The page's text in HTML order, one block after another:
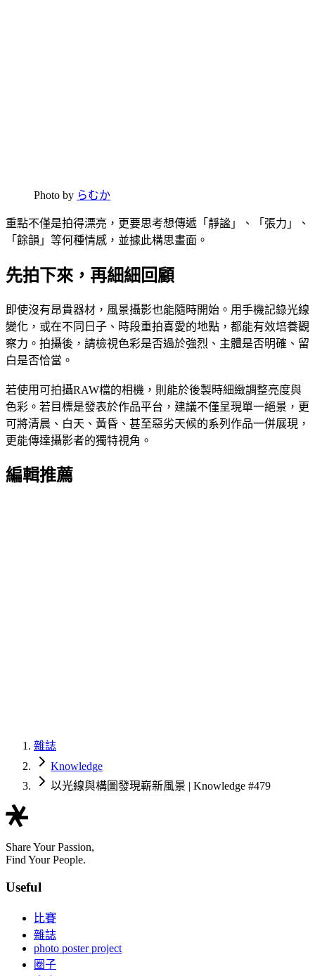
Photo by らむか
重點不僅是拍得漂亮，更要思考想傳遞「靜謐」、「張力」、
「餘韻」等何種情感，並據此構思畫面。
先拍下來，再細細回顧
即使沒有昂貴器材，風景攝影也能隨時開始。用手機記錄光線
變化，或在不同日子、時段重拍喜愛的地點，都能有效培養觀
察力。拍攝後，請檢視色彩是否過於強烈、主體是否明確、留
白是否恰當。
若使用可拍攝RAW檔的相機，則能於後製時細緻調整亮度與
色彩。若目標是發表於作品平台，建議不僅呈現單一絕景，更
可將清晨、白天、黃昏、甚至惡劣天候的系列作品一併展現，
更能傳達攝影者的獨特視角。
編輯推薦
雜誌
Knowledge
以光線與構圖發現嶄新風景 | Knowledge #479
Share Your Passion,
Find Your People.
Useful
比賽
雜誌
photo poster project
圈子